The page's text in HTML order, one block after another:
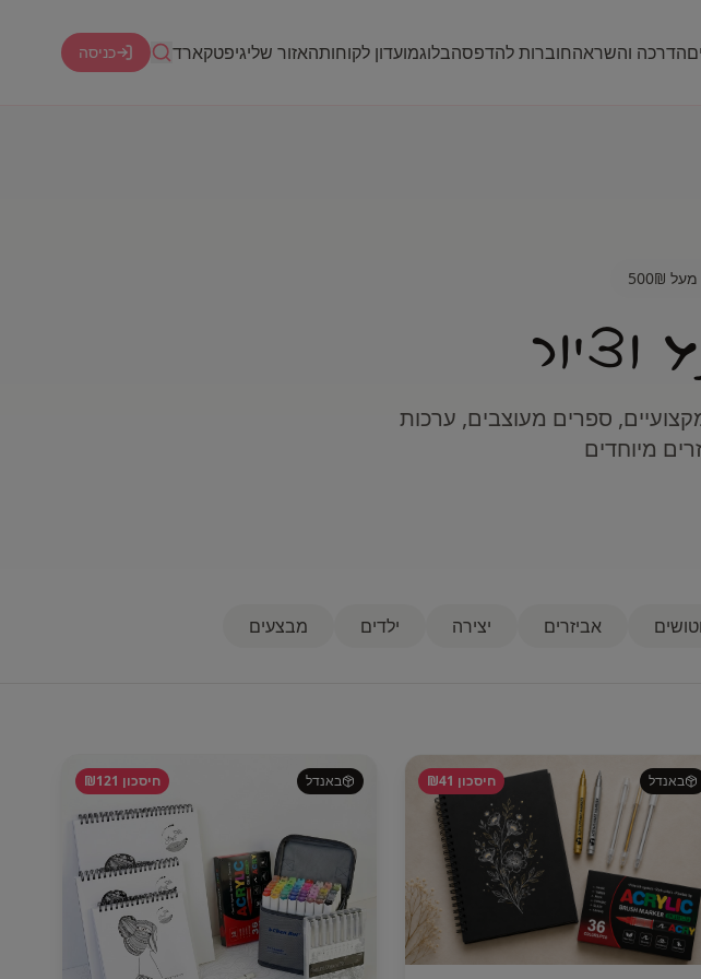
הדרכה והשראהחוברות להדפסהבלוגמועדון לקוחותהאזור שליגיפטקארד כניסה
500₪
וציור
ספרים מעוצבים, ערכות
מיוחדים
אביזרים יצירה ילדים מבצעים
חיסכון ₪ 41 באנדל חיסכון ₪ 121 באנדל